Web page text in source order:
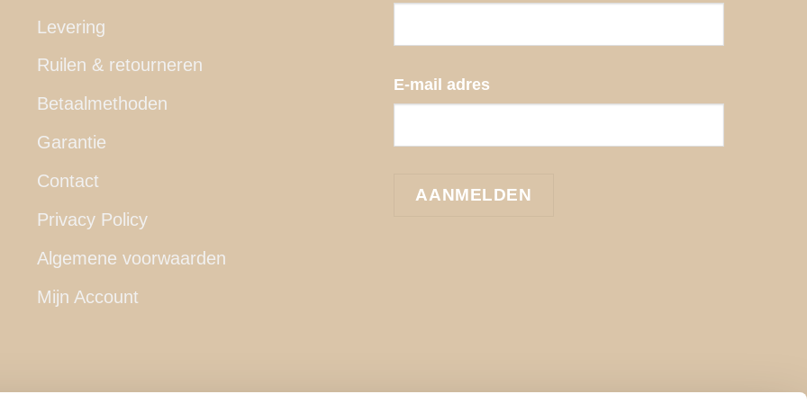
Levering
Ruilen & retourneren
Betaalmethoden
Garantie
Contact
Privacy Policy
Algemene voorwaarden
Mijn Account
E-mail adres